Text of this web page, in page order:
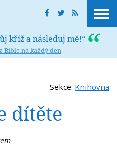
kříž a následuj mě!“
Bible na každý den
Sekce: Knihovna
dítěte